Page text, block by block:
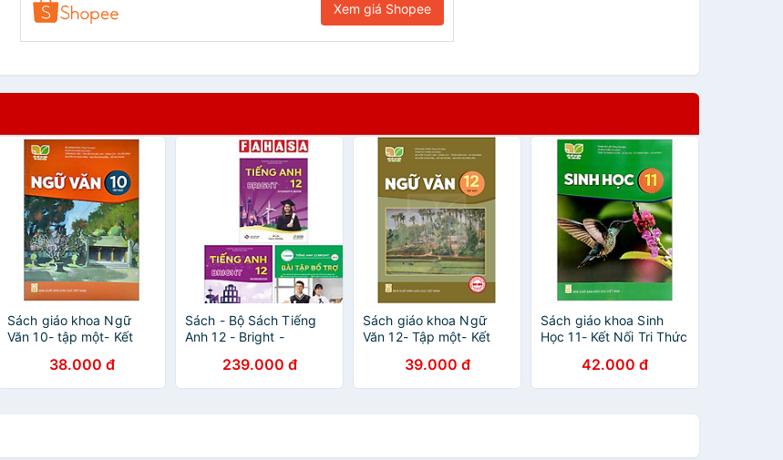
Xem giá Shopee
Sách giáo khoa Ngữ
Văn 10- tập một- Kết
Sống (Kèm Nilon bọc
Sách)
38.000 đ
Sách - Bộ Sách Tiếng
Anh 12 - Bright -
Workbook + Bài Tập Bổ
Trợ (Bộ 3 Cuốn)
239.000 đ
Sách giáo khoa Ngữ
Văn 12- Tập một- Kết
Sống (Kèm Nilon bọc
Sách)
39.000 đ
Sách giáo khoa Sinh
Học 11- Kết Nối Tri Thức
Nilon bọc Sách)
42.000 đ